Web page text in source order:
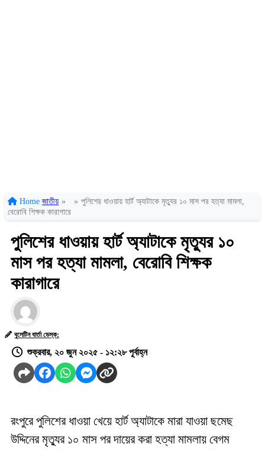
Home জাতীয় » » পুলিশের ধাওয়ায় হার্ট অ্যাটাকে মৃত্যুর ১০ মাস পর হত্যা মামলা,
বেরোবি শিক্ষক কারাগারে
পুলিশের ধাওয়ায় হার্ট অ্যাটাকে মৃত্যুর ১০
মাস পর হত্যা মামলা, বেরোবি শিক্ষক
কারাগারে
বুলেটিন বার্তা ডেস্ক:
শুক্রবার, ২০ জুন ২০২৫ - ১২:২৮ পূর্বাহ্ন
রংপুরে পুলিশের ধাওয়া খেয়ে হার্ট অ্যাটাকে মারা যাওয়া ছমেছ
উদ্দিনের মৃত্যুর ১০ মাস পর দায়ের করা হত্যা মামলায় বেগম